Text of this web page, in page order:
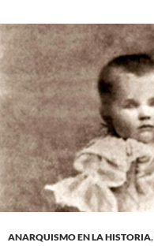
ANARQUISMO EN LA HISTORIA,